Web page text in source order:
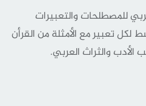
للمصطلحات والتعبيرات
لكل تعبير مع الأمثلة من القرأن
والثراث العربي.